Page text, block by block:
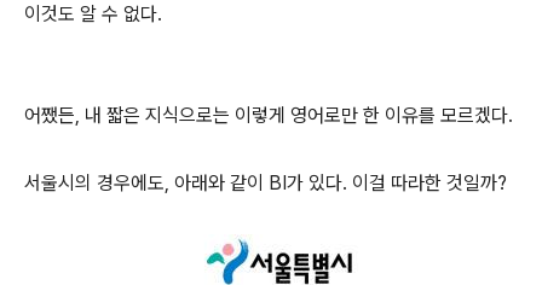
이것도 알 수 없다.
어쨌든, 내 짧은 지식으로는 이렇게 영어로만 한 이유를 모르겠다.
서울시의 경우에도, 아래와 같이 BI가 있다. 이걸 따라한 것일까?